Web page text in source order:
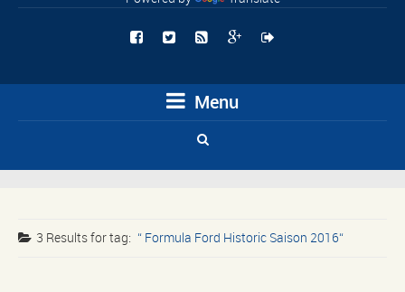
Menu
3 Results fortag: Formula Ford Historic Saison 2016